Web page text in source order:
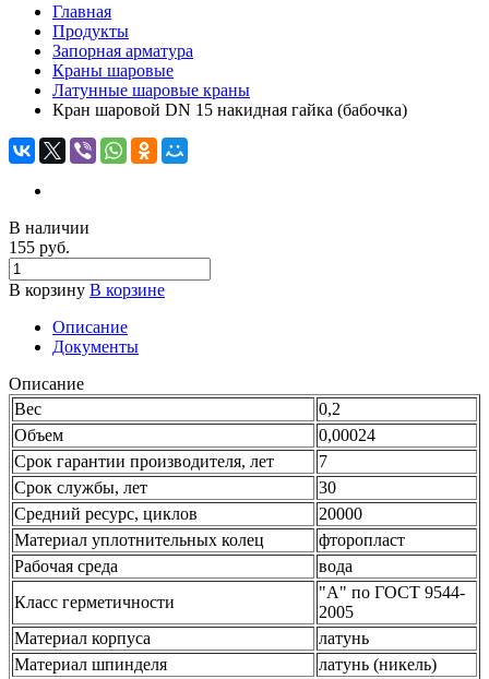
Главная
Продукты
Запорная арматура
Краны шаровые
Латунные шаровые краны
Кран шаровой DN 15 накидная гайка (бабочка)
В наличии
155 руб.
В корзину В корзине
Описание
Документы
Описание
Вес
0,2
Объем
0,00024
Срок гарантии производителя, лет
7
Срок службы, лет
30
Средний ресурс, циклов
20000
Материал уплотнительных колец
фторопласт
Рабочая среда
вода
Класс герметичности
"А" по ГОСТ 9544-
2005
Материал корпуса
латунь
Материал шпинделя
латунь (никель)